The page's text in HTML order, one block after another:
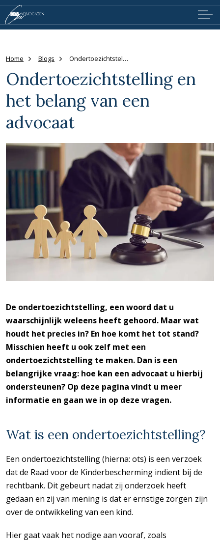
Home Blogs Ondertoezichtstelling en het belang van een advocaat
Ondertoezichtstelling en
het belang van een
advocaat
De ondertoezichtstelling, een woord dat u
waarschijnlijk weleens heeft gehoord. Maar wat
houdt het precies in? En hoe komt het tot stand?
Misschien heeft u ook zelf met een
ondertoezichtstelling te maken. Dan is een
belangrijke vraag: hoe kan een advocaat u hierbij
ondersteunen? Op deze pagina vindt u meer
informatie en gaan we in op deze vragen.
Wat is een ondertoezichtstelling?
Een ondertoezichtstelling (hierna: ots) is een verzoek
dat de Raad voor de Kinderbescherming indient bij de
rechtbank. Dit gebeurt nadat zij onderzoek heeft
gedaan en zij van mening is dat er ernstige zorgen zijn
over de ontwikkeling van een kind.
Hier gaat vaak het nodige aan vooraf, zoals